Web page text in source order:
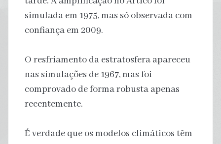
simulada em 1975, mas só observada com
confiança em 2009.
O resfriamento da estratosfera apareceu
nas simulações de 1967, mas foi
comprovado de forma robusta apenas
recentemente.
É verdade que os modelos climáticos têm